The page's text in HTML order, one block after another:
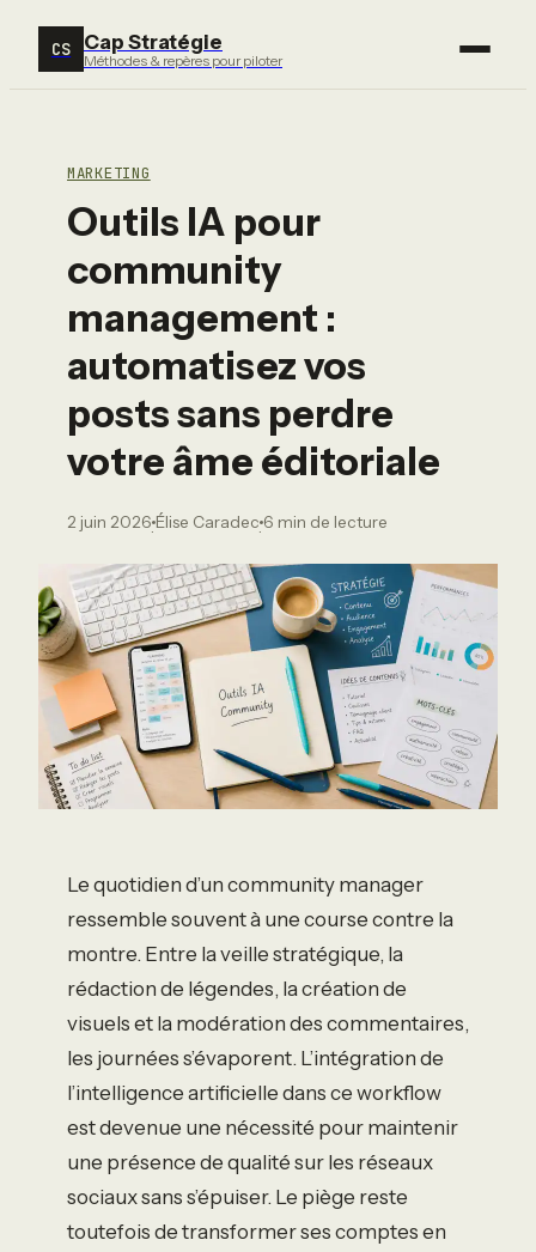
CS Cap Stratégie
Méthodes & repères pour piloter
MARKETING
Outils IA pour
community
management :
automatisez vos
posts sans perdre
votre âme éditoriale
2 juin 2026
·
Élise Caradec
·
6 min de lecture
Le quotidien d’un community manager
ressemble souvent à une course contre la
montre. Entre la veille stratégique, la
rédaction de légendes, la création de
visuels et la modération des commentaires,
les journées s’évaporent. L’intégration de
l’intelligence artificielle dans ce workflow
est devenue une nécessité pour maintenir
une présence de qualité sur les réseaux
sociaux sans s’épuiser. Le piège reste
toutefois de transformer ses comptes en